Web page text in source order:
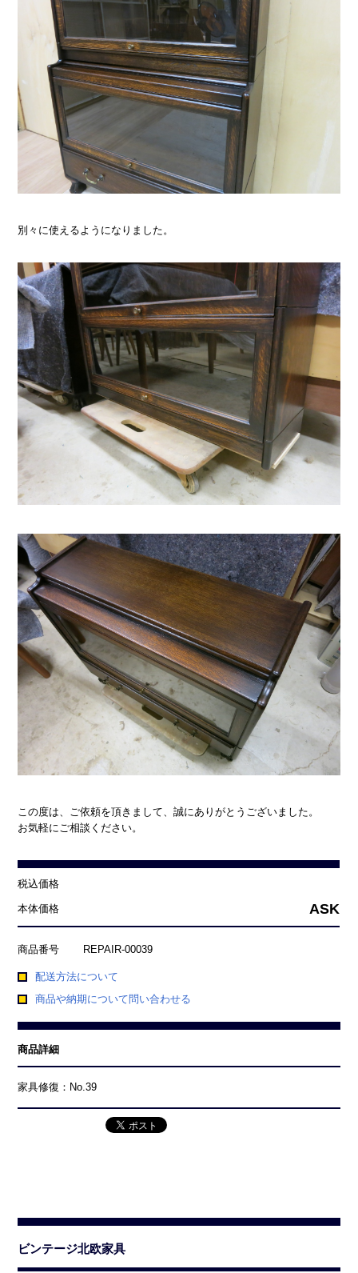
別々に使えるようになりました。
この度は、ご依頼を頂きまして、誠にありがとうございました。
お気軽にご相談ください。
税込価格
本体価格 ASK
商品番号 REPAIR-00039
配送方法について
商品や納期について問い合わせる
商品詳細
家具修復：No.39
ビンテージ北欧家具